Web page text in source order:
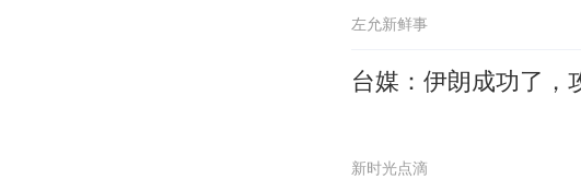
左允新鲜事
台媒：伊朗成功了，
新时光点滴